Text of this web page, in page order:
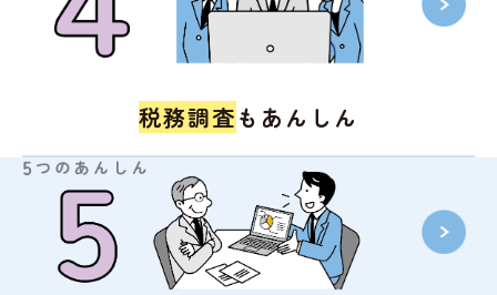
税務調査も あんしん